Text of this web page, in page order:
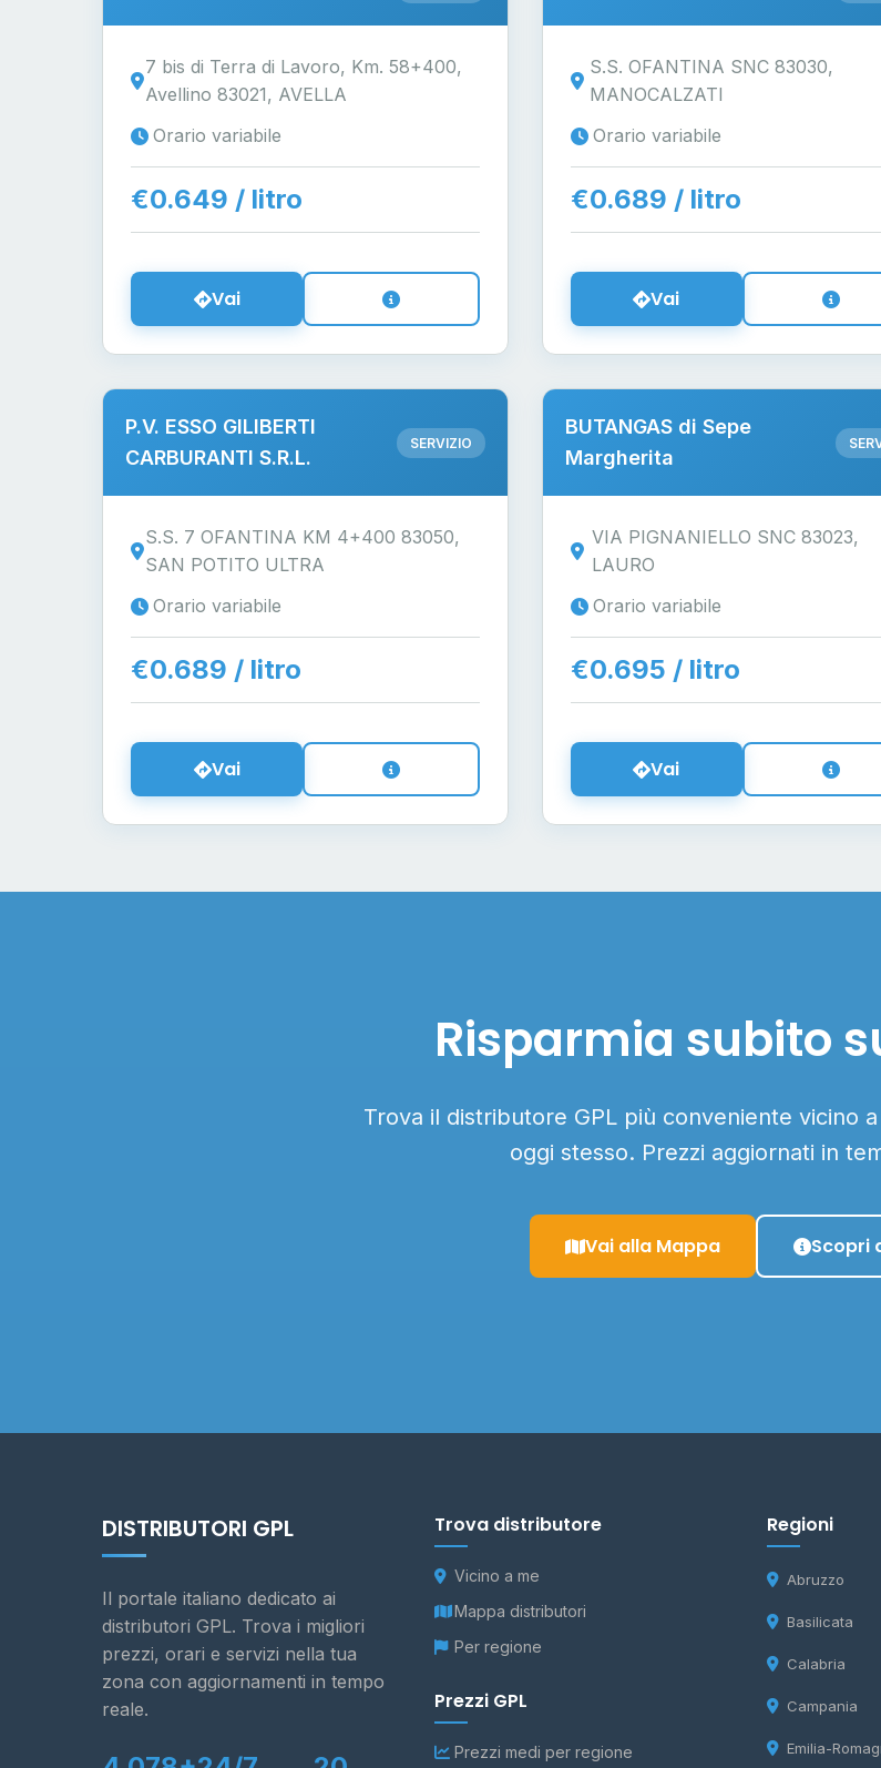
7 bis di Terra di Lavoro, Km. 58+400,
Avellino 83021, AVELLA
Orario variabile
€0.649 / litro
Vai
S.S. OFANTINA SNC 83030,
MANOCALZATI
Orario variabile
€0.689 / litro
Vai
P.V. ESSO GILIBERTI
CARBURANTI S.R.L.
SERVIZIO
S.S. 7 OFANTINA KM 4+400 83050,
SAN POTITO ULTRA
Orario variabile
€0.689 / litro
Vai
BUTANGAS di Sepe
Margherita
VIA PIGNANIELLO SNC 83023,
LAURO
Orario variabile
€0.695 / litro
Vai
Risparmia subito
Trova il distributore GPL più conveniente vicino
oggi stesso. Prezzi aggiornati in
Vai alla Mappa Scopri
DISTRIBUTORI GPL
Il portale italiano dedicato ai
distributori GPL. Trova i migliori
prezzi, orari e servizi nella tua
zona con aggiornamenti in tempo
reale.
Trova distributore
Vicino a me
Mappa distributori
Per regione
Prezzi GPL
Prezzi medi per regione
Regioni
Abruzzo
Basilicata
Calabria
Campania
Emilia-